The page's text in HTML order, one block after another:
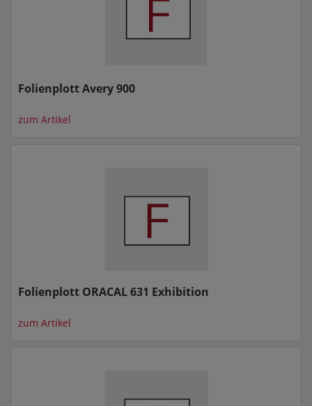
Folienplott Avery 900
zum Artikel
Folienplott ORACAL 631 Exhibition
zum Artikel